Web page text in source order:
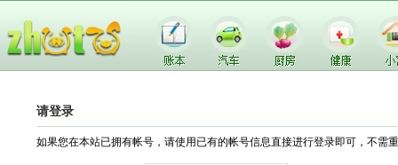
请登录
如果您在本站已拥有帐号，请使用已有的帐号信息直接进行登录即可，不需